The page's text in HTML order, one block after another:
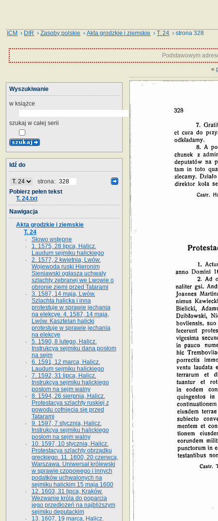
ICM › DIR ›Zasoby polskie ›Akta grodzkie i ziemskie ›T. 24 › strona 328
Podstawowym
«
Wyszukiwanie
w książce
szukaj w całej serii
Idź do
strona:
Pobierz pełen tekst
T. 24.txt
Nawigacja
Akta grodzkie i ziemskie
T. 24
Słowo wstępne
1. 1575, 28 lipca, Halicz.
Laudum sejmiku halickiego
2. 1577, 2 kwietnia, Lwów.
Wojewoda ruski Hieronim
Sieniawski ogłasza uchwały
szlachty zebranej we Lwowie o
obronie ziemi przed Tatarami
3. 1587, 14 maja, Lwów.
Szlachta halicka i inna
protestuje w sprawie jechania
na elekcyę. 4. 1587, 14 maja,
Lwów. Kasztelan halicki
protestuje w sprawie jechania
na elekcyę
5. 1590, 8 lutego, Halicz.
Instrukcya sejmiku dana posłom
na sejm
6. 1591, 12 marca, Halicz.
Laudum sejmiku halickiego
7. 1592, 31 lipca, Halicz.
Instrukcya sejmiku halickiego
posłom na sejm walny
8. 1594, 26 sierpnia, Halicz.
Protestacya szlachty ruskiej z
powodu cofnięcia się przed
Tatarami
9. 1597, 7 stycznia, Halicz.
Instrukcya sejmiku halickiego
posłom na sejm walny
10. 1597, 10 stycznia, Halicz.
Protestacya szlachty obrządku
greckiego. 11. 1600, 20 czerwca,
Warszawa. Uniwersał królewski
w sprawie czopowego i innych
podatków uchwalonych na
sejmiku halickim 15 maja 1600
12. 1603, 31 lipca, Kraków.
Wezwanie króla do poparcia
jego przedłożeń na najbliższym
sejmiku deputackim
13. 1607, 19 marca, Halicz.